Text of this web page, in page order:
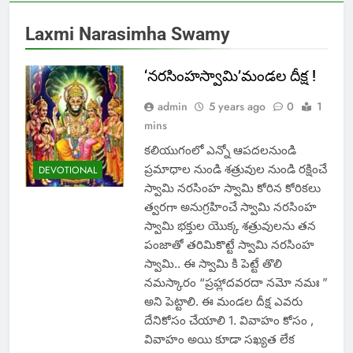
Laxmi Narasimha Swamy
DEVOTIONAL
‘నరసింహస్వామి’మండల దీక్ష !
admin 5 years ago 0
1
mins
కలియుగంలో ఎన్నో ఆపదలనుండి
ప్రమాధాల నుండి శత్రువుల నుండి రక్షించే
స్వామి నరసింహ స్వామి కోరిన కోరికలు
త్వరగా అనుగ్రహించే స్వామి నరసింహ
స్వామి భక్తుల యొక్క శత్రువులను తన
పంజాతో తరిమికొట్టే స్వామి నరసింహ
స్వామి.. ఈ స్వామి కి పెట్టే తొలి
నమస్కారం “ప్రహ్లాదవరదా నమో నమః ”
అని పెట్టాలి. ఈ మండల దీక్ష ఎవరు
దేనికోసం చేయాలి 1. వివాహం కోసం ,
వివాహం అయి కూడా సఖ్యత లేక